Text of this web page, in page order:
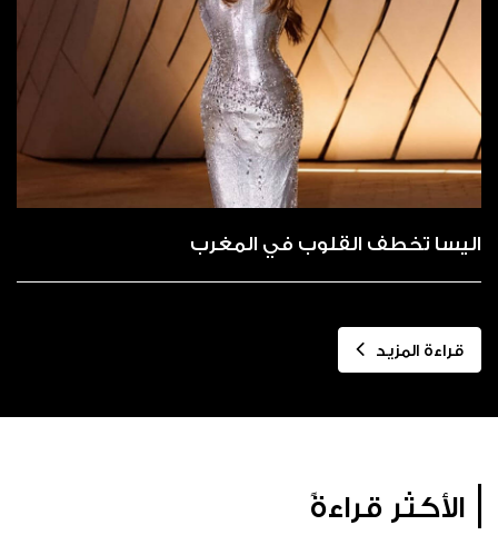
اليسا تخطف القلوب في المغرب
قراءة المزيد
الأكثر قراءةً